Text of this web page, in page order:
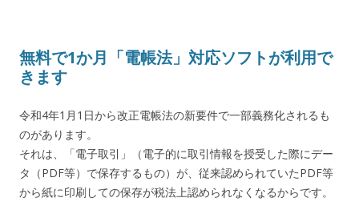
無料で1か月「電帳法」対応ソフトが利用で
きます
令和4年1月1日から改正電帳法の新要件で一部義務化されるも
のがあります。
それは、「電子取引」（電子的に取引情報を授受した際にデー
タ（PDF等）で保存するもの）が、従来認められていたPDF等
から紙に印刷しての保存が税法上認められなくなるからです。